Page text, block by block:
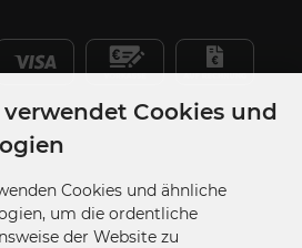
Cookies und
Cookies und ähnliche
um die ordentliche
der Website zu